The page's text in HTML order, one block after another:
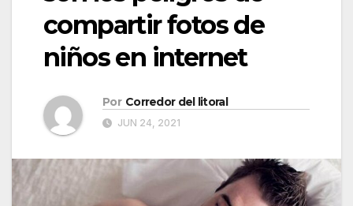
compartir fotos de
niños en internet
Por Corredor del litoral
JUN 24, 2021